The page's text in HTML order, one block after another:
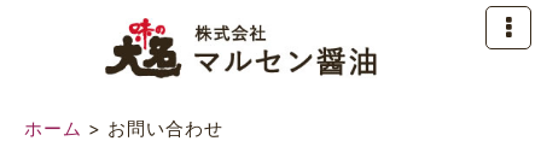
ホーム > お問い合わせ